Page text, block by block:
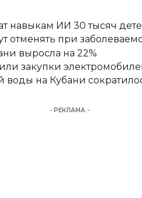
навыкам ИИ 30 тысяч
отменять при
выросла на 22%
закупки
на Кубани
- РЕКЛАМА -